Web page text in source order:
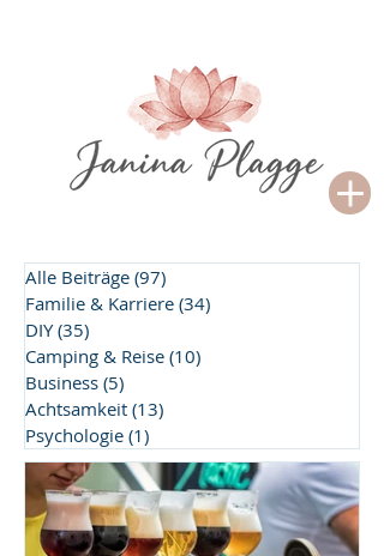
Alle Beiträge (97)
Familie & Karriere (34)
DIY (35)
Camping & Reise (10)
Business (5)
Achtsamkeit (13)
Psychologie (1)